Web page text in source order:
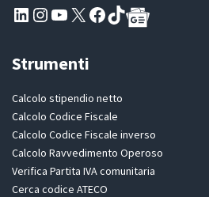
Pagina LinkedIn PartitaIva
Instagram
Canale YouTube Evoluzione - Partitaiva.it
X Segui PartitaIva su Facebook
TikTok
Strumenti
Calcolo stipendio netto
Calcolo Codice Fiscale
Calcolo Codice Fiscale inverso
Calcolo Ravvedimento Operoso
Verifica Partita IVA comunitaria
Cerca codice ATECO